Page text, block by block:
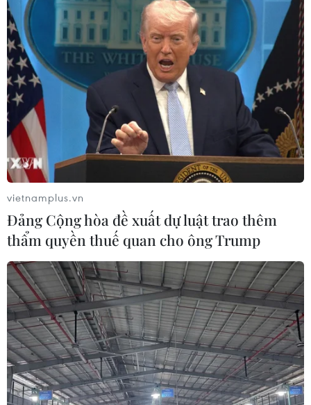
vietnamplus.vn
Đảng Cộng hòa đề xuất dự luật trao thêm
thẩm quyền thuế quan cho ông Trump